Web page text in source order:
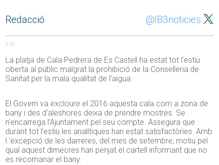
Redacció @IB3noticies
216
La platja de Cala Pedrera de Es Castell ha estat tot l’estiu
oberta al públic malgrat la prohibició de la Conselleria de
Sanitat per la mala qualitat de l’aigua.
El Govern va excloure el 2016 aquesta cala com a zona de
bany i des d’aleshores deixa de prendre mostres. Se
n’encarrega l’Ajuntament pel seu compte. Assegura que
durant tot l’estiu les analítiques han estat satisfactòries. Amb
l ‘excepció de les darreres, del mes de setembre, motiu pel
qual aquest dimecres han penjat el cartell informant que no
es recomanar el bany.